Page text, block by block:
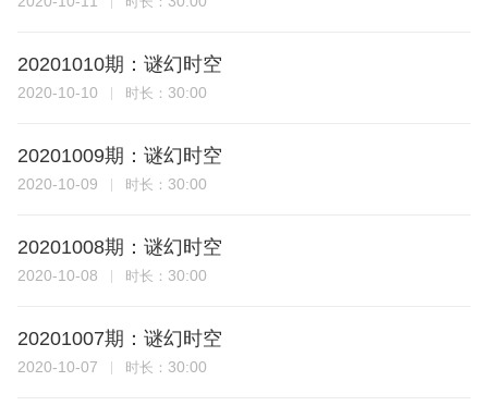
20201010期：谜幻时空
2020-10-10 时长： 30:00
20201009期：谜幻时空
2020-10-09 时长： 30:00
20201008期：谜幻时空
2020-10-08 时长： 30:00
20201007期：谜幻时空
2020-10-07 时长： 30:00